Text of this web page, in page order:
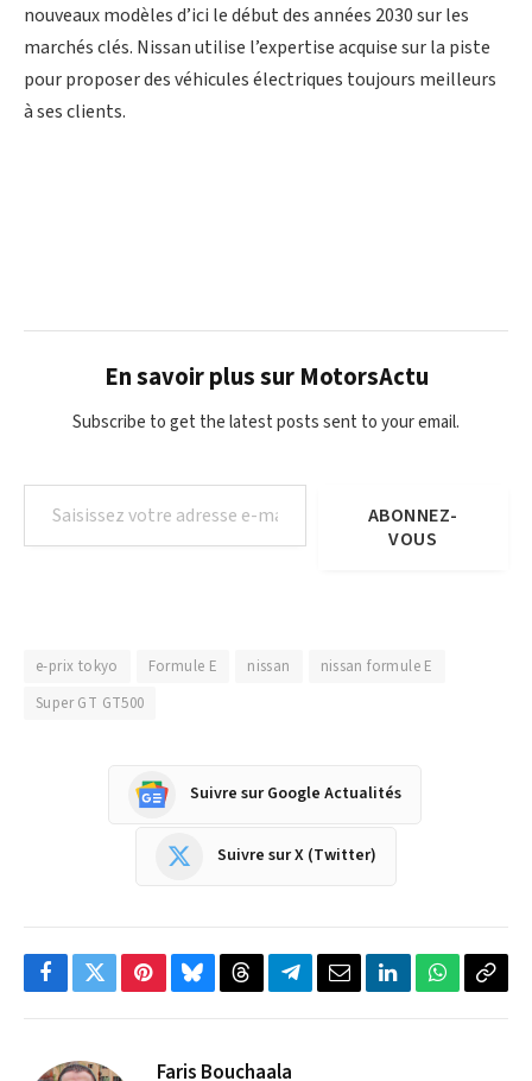
nouveaux modèles d’ici le début des années 2030 sur les
marchés clés. Nissan utilise l’expertise acquise sur la piste
pour proposer des véhicules électriques toujours meilleurs
à ses clients.
En savoir plus sur MotorsActu
Subscribe to get the latest posts sent to your email.
Saisissez votre adresse e-mail…
ABONNEZ-
VOUS
e-prix tokyo Formule E nissan
nissan formule E
Super GT GT500
Suivre sur Google Actualités
Suivre sur X (Twitter)
Facebook
TwitterPinterestBlueskyThreadsPartager
Telegram
EmailLinkedInWhatsApp
Faris Bouchaala